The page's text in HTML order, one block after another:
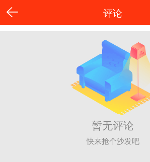
评论
暂无评论
快来抢个沙发吧